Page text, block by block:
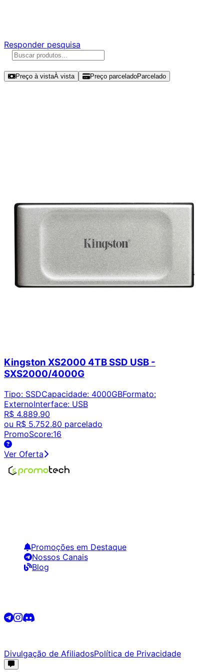
Responder pesquisa
Preço à vistaÀ vista Preço parceladoParcelado
Kingston XS2000 4TB SSD USB -
SXS2000/4000G
Tipo: SSDCapacidade: 4000GBFormato:
ExternoInterface: USB
R$ 4.889,90
ou R$ 5.752,80 parcelado
PromoScore:16
Ver Oferta
Promoções em Destaque
Nossos Canais
Blog
Divulgação de AfiliadosPolítica de Privacidade